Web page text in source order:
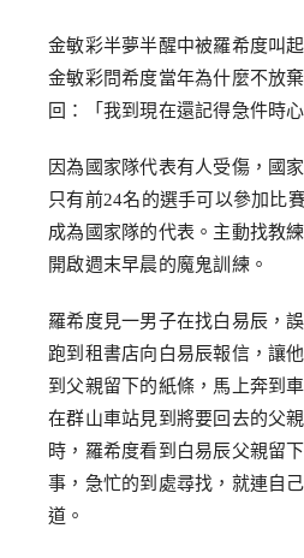
金敏彩半夢半醒中被羅希度叫
金敏彩問希度當年為什麼不放
回：「我到現在還記得急件時
因為國家隊代表有人受傷，國
只有前24名的選手可以參加比
成為國家隊的代表。主動找教
開啟週末早晨的魔鬼訓練。
羅希度見一男子在找白易辰，
跑到租書店向白易辰報信，讓
到父親留下的紙條，馬上奔到
在群山車站見到將要回去的父
時，羅希度看到白易辰父親留
事，急忙的到處尋找，就連自
道。